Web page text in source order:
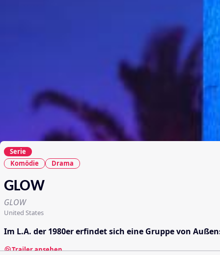
Serie
Komödie
Drama
GLOW
GLOW
United States
Im L.A. der 1980er erfindet sich eine Gruppe von
Trailer ansehen